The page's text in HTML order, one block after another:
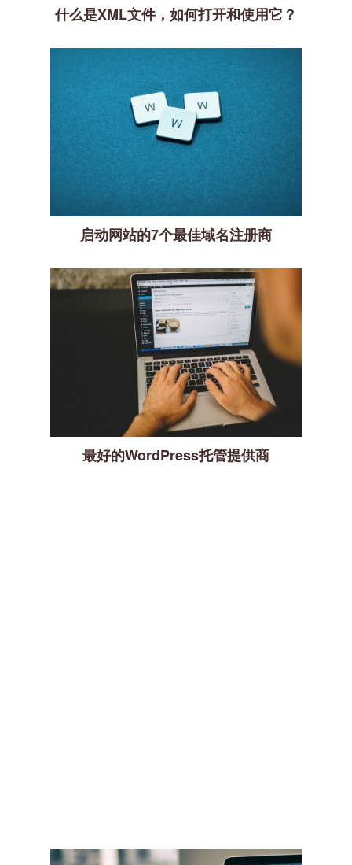
什么是XML文件，如何打开和使用它？
启动网站的7个最佳域名注册商
最好的WordPress托管提供商